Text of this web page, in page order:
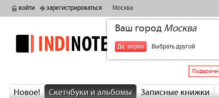
войти зарегистрироваться Москва
Ваш город Москва
Да, верно Выбрать другой
indinotes
Новое! Скетчбуки и альбомы Записные книжки